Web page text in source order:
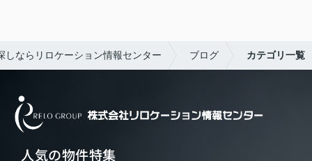
ならリロケーション情報センター ブログ カテゴリ一覧
人気の物件特集